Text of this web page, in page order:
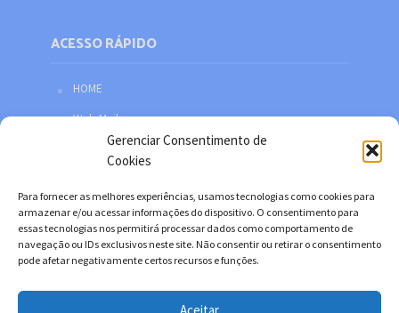
Gerenciar Consentimento de
Cookies
Para fornecer as melhores experiências, usamos tecnologias como cookies para
armazenar e/ou acessar informações do dispositivo. O consentimento para
essas tecnologias nos permitirá processar dados como comportamento de
navegação ou IDs exclusivos neste site. Não consentir ou retirar o consentimento
pode afetar negativamente certos recursos e funções.
ACESSO RÁPIDO
HOME
Web Mail
Política de privacidade
Facebook
Twitter
YouTube
Instagram